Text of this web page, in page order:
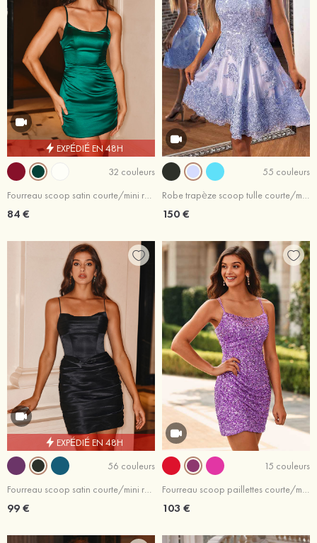
EXPÉDIÉ EN 48H
32 couleurs
Fourreau scoop satin courte/mini robe de fête de la rentrée
84 €
55 couleurs
Robe trapèze scoop tulle courte/mini robe de fête de la rentrée
150 €
EXPÉDIÉ EN 48H
56 couleurs
Fourreau scoop satin courte/mini robe de fête de la rentrée
99 €
15 couleurs
Fourreau scoop paillettes courte/mini robe de fête de la rentrée
103 €